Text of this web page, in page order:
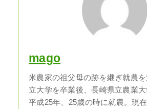
mago
米農家の祖父母の跡を継ぎ就農
立大学を卒業後、長崎県立農業大
平成25年、25歳の時に就農。現